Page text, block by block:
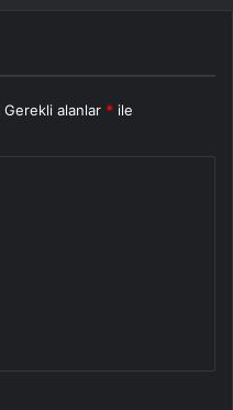
Gerekli alanlar * ile